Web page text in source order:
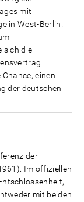
mit
in West-Berlin.
sich die
einen
der deutschen
der
Im offiziellen
mit beiden